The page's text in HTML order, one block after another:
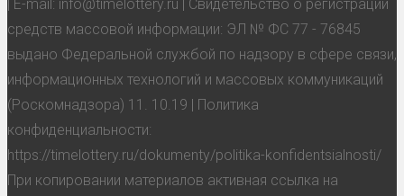
| E-mail: info@timelottery.ru | Свидетельство о регистрации
средств массовой информации: ЭЛ № ФС 77 - 76845
выдано Федеральной службой по надзору в сфере связи,
информационных технологий и массовых коммуникаций
(Роскомнадзора) 11. 10.19 | Политика
конфиденциальности:
https://timelottery.ru/dokumenty/politika-konfidentsialnosti/
При копировании материалов активная ссылка на